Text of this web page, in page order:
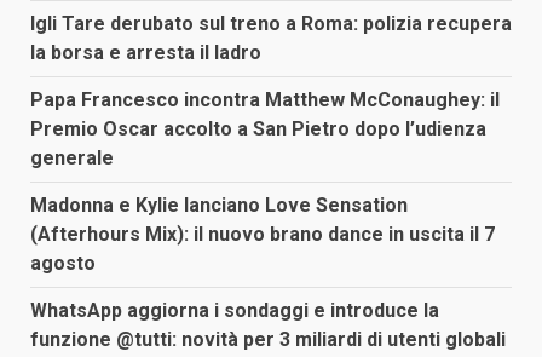
Igli Tare derubato sul treno a Roma: polizia recupera
la borsa e arresta il ladro
Papa Francesco incontra Matthew McConaughey: il
Premio Oscar accolto a San Pietro dopo l’udienza
generale
Madonna e Kylie lanciano Love Sensation
(Afterhours Mix): il nuovo brano dance in uscita il 7
agosto
WhatsApp aggiorna i sondaggi e introduce la
funzione @tutti: novità per 3 miliardi di utenti globali